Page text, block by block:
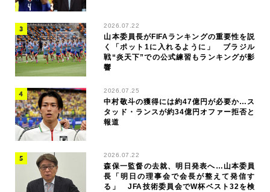
2026.07.22
山本委員長がFIFAランキングの重要性を説
く「ポット1に入れるように」 ブラジル
戦“炎天下”での公式練習もランキングが影
響
2026.07.25
中村敬斗の獲得には約47億円が必要か…ス
タッド・ランスが約34億円オファー拒否と
報道
2026.07.22
森保一監督の去就、明日発表へ…山本委員
長「明日の理事会で会長が整えて発信す
る」 JFA技術委員会でW杯ベスト32を検